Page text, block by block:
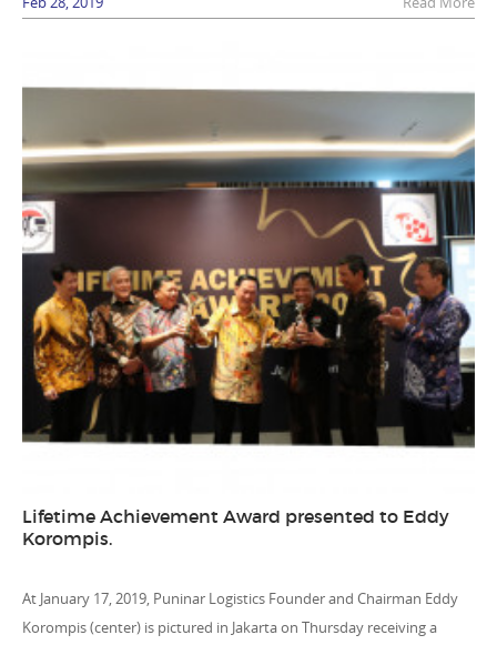
Lifetime Achievement Award presented to Eddy
Korompis.
At January 17, 2019, Puninar Logistics Founder and Chairman Eddy
Korompis (center) is pictured in Jakarta on Thursday receiving a